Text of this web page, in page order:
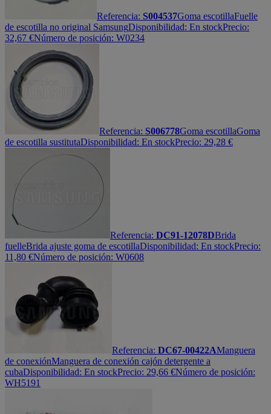
Referencia: S004537Goma escotillaFuelle
de escotilla no original SamsungDisponibilidad: En stockPrecio:
32,67 €Número de posición: W0234
Referencia: S006778Goma escotillaGoma
de escotilla sustitutaDisponibilidad: En stockPrecio: 29,28 €
Referencia: DC91-12078DBrida
fuelleBrida ajuste goma de escotillaDisponibilidad: En stockPrecio:
11,80 €Número de posición: W0608
Referencia: DC67-00422AManguera
de conexiónManguera de conexión cajón detergente a
cubaDisponibilidad: En stockPrecio: 29,66 €Número de posición:
WH5191